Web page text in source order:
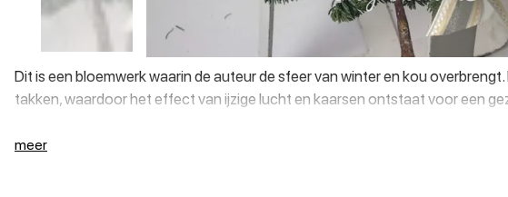
Dit is een bloemwerk waarin de auteur de sfeer van winter en kou
takken, waardoor het effect van ijzige lucht en kaarsen ontstaat voor een
meer